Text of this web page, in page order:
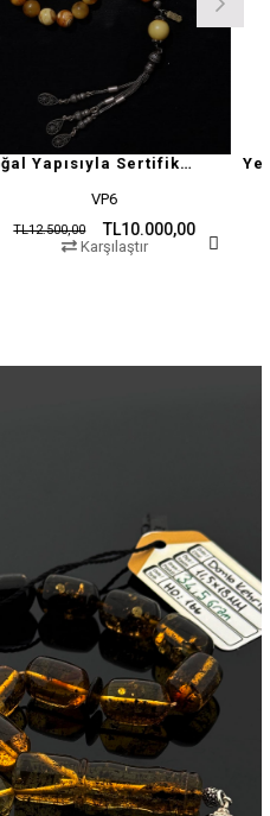
Doğal Yapısıyla Sertifikalı Damla Kehribar Tesbih
TL10.000,00 TL19.500,00